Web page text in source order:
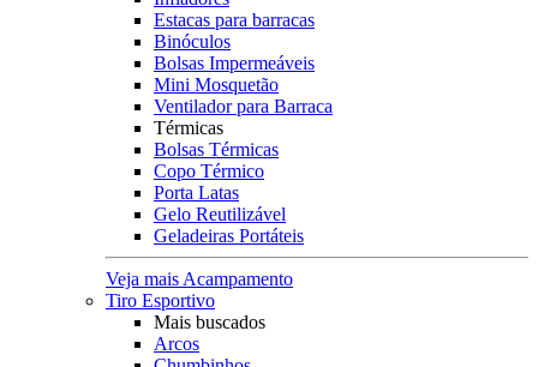
Estacas para barracas
Binóculos
Bolsas Impermeáveis
Mini Mosquetão
Ventilador para Barraca
Térmicas
Bolsas Térmicas
Copo Térmico
Porta Latas
Gelo Reutilizável
Geladeiras Portáteis
Veja mais Acampamento
Tiro Esportivo
Mais buscados
Arcos